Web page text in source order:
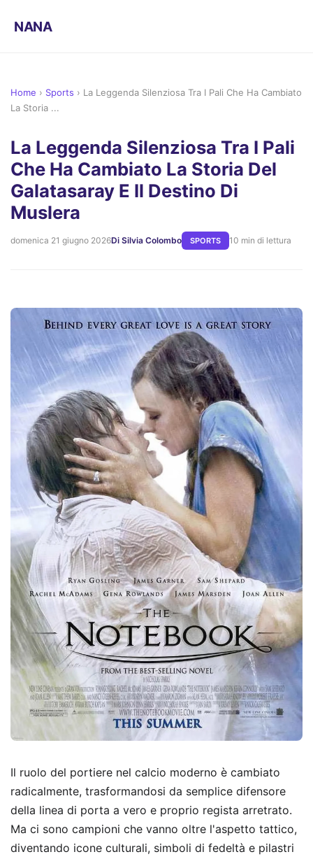
NANA
Home › Sports › La Leggenda Silenziosa Tra I Pali Che Ha Cambiato
La Storia ...
La Leggenda Silenziosa Tra I Pali
Che Ha Cambiato La Storia Del
Galatasaray E Il Destino Di
Muslera
domenica 21 giugno 2026Di Silvia Colombo SPORTS 10 min di lettura
Il ruolo del portiere nel calcio moderno è cambiato
radicalmente, trasformandosi da semplice difensore
della linea di porta a vero e proprio regista arretrato.
Ma ci sono campioni che vanno oltre l'aspetto tattico,
diventando icone culturali, simboli di fedeltà e pilastri